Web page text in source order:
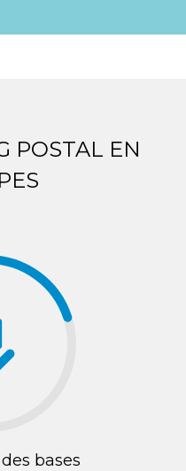
POSTAL EN
bases